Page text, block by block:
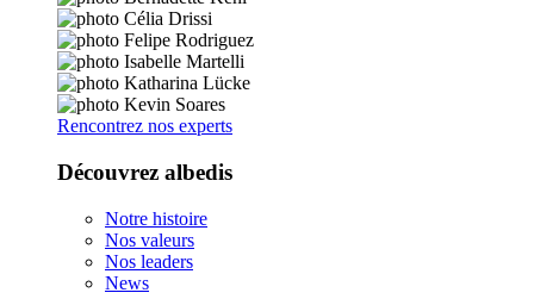
Rencontrez nos experts
Découvrez albedis
Notre histoire
Nos valeurs
Nos leaders
News